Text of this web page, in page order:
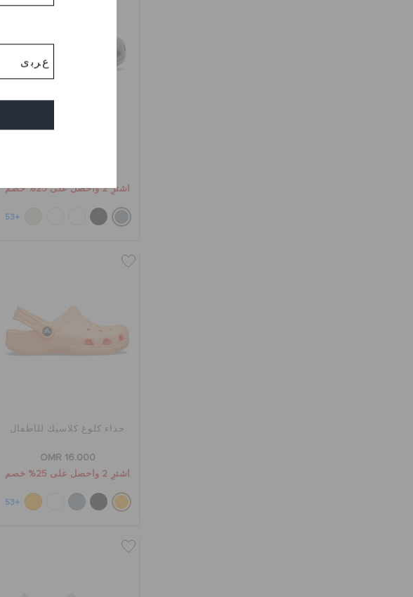
اشترِ 2 واحصل على 25% خصم
+53
حذاء كلوغ كلاسيك للأطفال
OMR 16.000
اشترِ 2 واحصل على 25% خصم
+53